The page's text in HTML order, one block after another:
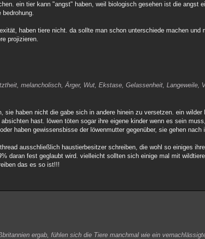
ein tier kann "angst" haben, weil biologisch gesehen ist die angst
bedrohung.
haben tiere nicht. da sollte man schon unterschiede machen und
projizieren.
melancholisch, Ärger, Wut, Ekstase, Gelassenheit, Langeweile,
sie haben nicht die gabe sich in andere hinein zu versetzen. ein wilder
hast. löwen töten sogar ihre eigene kinder wenn es sein
haben gewissensbisse der löwenmutter gegenüber, sie gehen nach
ausschließlich haustierbesitzer schreiben, die wohl so einiges
daran fest geglaubt wird. vielleicht sollten sich einige mal mit
das es so ist!!!
ergab, fühlen sich die Tiere manchmal wie ein